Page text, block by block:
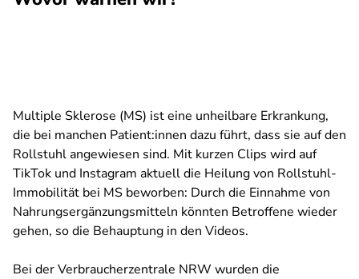
Multiple Sklerose (MS) ist eine unheilbare Erkrankung,
die bei manchen Patient:innen dazu führt, dass sie auf den
Rollstuhl angewiesen sind. Mit kurzen Clips wird auf
TikTok und Instagram aktuell die Heilung von Rollstuhl-
Immobilität bei MS beworben: Durch die Einnahme von
Nahrungsergänzungsmitteln könnten Betroffene wieder
gehen, so die Behauptung in den Videos.
Bei der Verbraucherzentrale NRW wurden die